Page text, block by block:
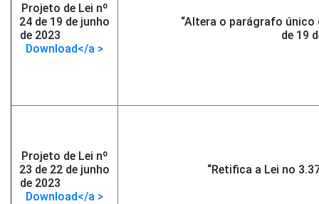
Projeto de Lei nº
24 de 19 de junho
de 2023
Download</a >
“Altera o parágrafo único
de 19
Projeto de Lei nº
23 de 22 de junho
de 2023
Download</a >
“Retifica a Lei no